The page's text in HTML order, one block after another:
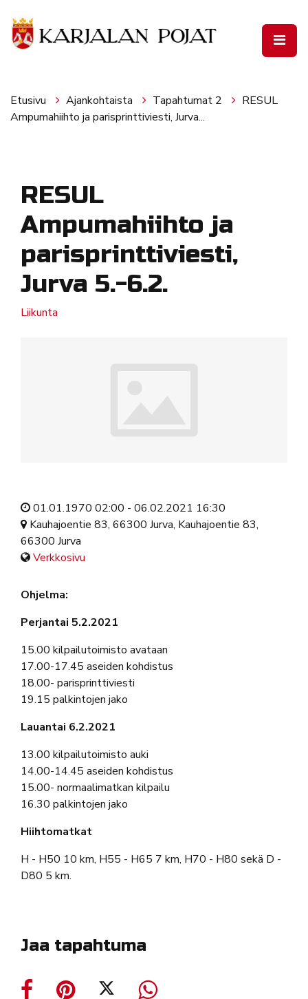
Etusivu Ajankohtaista Tapahtumat 2
RESUL
Ampumahiihto ja parisprinttiviesti, Jurva...
RESUL
Ampumahiihto ja
parisprinttiviesti,
Jurva 5.-6.2.
Liikunta
01.01.1970 02:00 - 06.02.2021 16:30
Kauhajoentie 83, 66300 Jurva, Kauhajoentie 83,
66300 Jurva
Verkkosivu
Ohjelma:
Perjantai 5.2.2021
15.00 kilpailutoimisto avataan
17.00-17.45 aseiden kohdistus
18.00- parisprinttiviesti
19.15 palkintojen jako
Lauantai 6.2.2021
13.00 kilpailutoimisto auki
14.00-14.45 aseiden kohdistus
15.00- normaalimatkan kilpailu
16.30 palkintojen jako
Hiihtomatkat
H - H50 10 km, H55 - H65 7 km, H70 - H80 sekä D -
D80 5 km.
Jaa tapahtuma